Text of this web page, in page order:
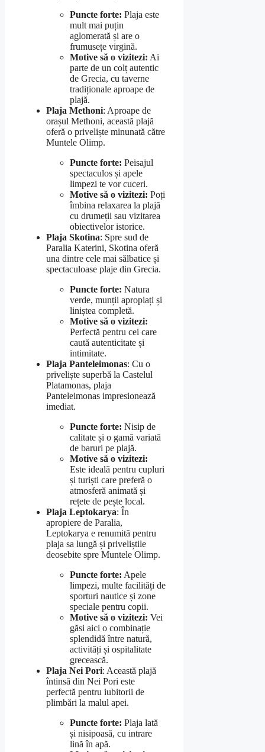
Puncte forte: Plaja este
mult mai puțin
aglomerată și are o
frumusețe virgină.
Motive să o vizitezi: Ai
parte de un colț autentic
de Grecia, cu taverne
tradiționale aproape de
plajă.
Plaja Methoni: Aproape de
orașul Methoni, această plajă
oferă o priveliște minunată către
Muntele Olimp.
Puncte forte: Peisajul
spectaculos și apele
limpezi te vor cuceri.
Motive să o vizitezi: Poți
îmbina relaxarea la plajă
cu drumeții sau vizitarea
obiectivelor istorice.
Plaja Skotina: Spre sud de
Paralia Katerini, Skotina oferă
una dintre cele mai sălbatice și
spectaculoase plaje din Grecia.
Puncte forte: Natura
verde, munții apropiați și
liniștea completă.
Motive să o vizitezi:
Perfectă pentru cei care
caută autenticitate și
intimitate.
Plaja Panteleimonas: Cu o
priveliște superbă la Castelul
Platamonas, plaja
Panteleimonas impresionează
imediat.
Puncte forte: Nisip de
calitate și o gamă variată
de baruri pe plajă.
Motive să o vizitezi:
Este ideală pentru cupluri
și turiști care preferă o
atmosferă animată și
rețete de pește local.
Plaja Leptokarya: În
apropiere de Paralia,
Leptokarya e renumită pentru
plaja sa lungă și priveliștile
deosebite spre Muntele Olimp.
Puncte forte: Apele
limpezi, multe facilități de
sporturi nautice și zone
speciale pentru copii.
Motive să o vizitezi: Vei
găsi aici o combinație
splendidă între natură,
activități și ospitalitate
grecească.
Plaja Nei Pori: Această plajă
întinsă din Nei Pori este
perfectă pentru iubitorii de
plimbări la malul apei.
Puncte forte: Plaja lată
și nisipoasă, cu intrare
lină în apă.